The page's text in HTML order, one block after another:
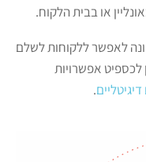
או בבית הלקוח.
לאפשר ללקוחות לשלם
לכספיט אפשרויות
.